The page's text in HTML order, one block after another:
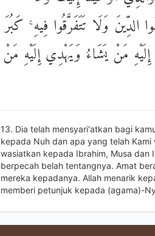
الدِّينَ وَلَا تَتَفَرَّقُوا فِيهِ ۚ كَبُرَ
إِلَيْهِ مَنْ يَشَاءُ وَيَهْدِي إِلَيْهِ مَنْ
13. Dia telah mensyari'atkan bagi
kepada Nuh dan apa yang telah
wasiatkan kepada Ibrahim, Musa dan
berpecah belah tentangnya. Amat
mereka kepadanya. Allah menarik
memberi petunjuk kepada (agama)-